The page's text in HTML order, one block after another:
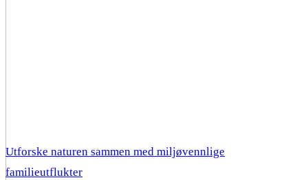
Utforske naturen sammen med miljøvennlige
familieutflukter